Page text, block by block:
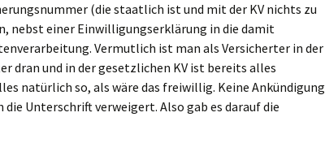
(die staatlich ist und mit der KV nichts zu
nebst einer Einwilligungserklärung in die damit
Vermutlich ist man als Versicherter in der
dran und in der gesetzlichen KV ist bereits alles
natürlich so, als wäre das freiwillig. Keine Ankündigung
die Unterschrift verweigert. Also gab es darauf die